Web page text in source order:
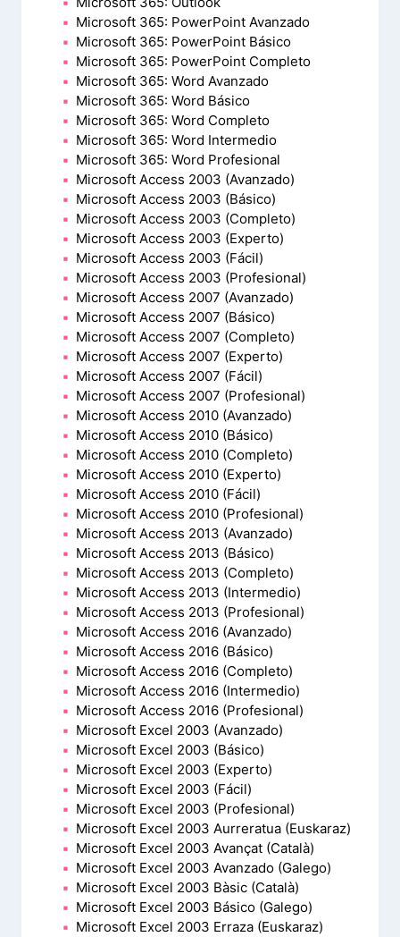
Microsoft 365: PowerPoint Avanzado
Microsoft 365: PowerPoint Básico
Microsoft 365: PowerPoint Completo
Microsoft 365: Word Avanzado
Microsoft 365: Word Básico
Microsoft 365: Word Completo
Microsoft 365: Word Intermedio
Microsoft 365: Word Profesional
Microsoft Access 2003 (Avanzado)
Microsoft Access 2003 (Básico)
Microsoft Access 2003 (Completo)
Microsoft Access 2003 (Experto)
Microsoft Access 2003 (Fácil)
Microsoft Access 2003 (Profesional)
Microsoft Access 2007 (Avanzado)
Microsoft Access 2007 (Básico)
Microsoft Access 2007 (Completo)
Microsoft Access 2007 (Experto)
Microsoft Access 2007 (Fácil)
Microsoft Access 2007 (Profesional)
Microsoft Access 2010 (Avanzado)
Microsoft Access 2010 (Básico)
Microsoft Access 2010 (Completo)
Microsoft Access 2010 (Experto)
Microsoft Access 2010 (Fácil)
Microsoft Access 2010 (Profesional)
Microsoft Access 2013 (Avanzado)
Microsoft Access 2013 (Básico)
Microsoft Access 2013 (Completo)
Microsoft Access 2013 (Intermedio)
Microsoft Access 2013 (Profesional)
Microsoft Access 2016 (Avanzado)
Microsoft Access 2016 (Básico)
Microsoft Access 2016 (Completo)
Microsoft Access 2016 (Intermedio)
Microsoft Access 2016 (Profesional)
Microsoft Excel 2003 (Avanzado)
Microsoft Excel 2003 (Básico)
Microsoft Excel 2003 (Experto)
Microsoft Excel 2003 (Fácil)
Microsoft Excel 2003 (Profesional)
Microsoft Excel 2003 Aurreratua (Euskaraz)
Microsoft Excel 2003 Avançat (Català)
Microsoft Excel 2003 Avanzado (Galego)
Microsoft Excel 2003 Bàsic (Català)
Microsoft Excel 2003 Básico (Galego)
Microsoft Excel 2003 Erraza (Euskaraz)